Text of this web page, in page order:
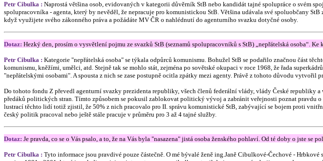
Petr Cibulka : Naprostá většina osob, evidovaných v kategorii důvěrník StB nebo kandidát tajné spolupráce o svém
spolupracovníka - agenta, který by nevěděl, že nepracuje pro komunistickou StB. Většina udávala své spoluobčany
když využijete svého zákonného práva a požádáte MV ČR o nahlédnutí do agenturního svazku dotyčné osoby.
Dotaz: Hezký den, prosím o vysvětlení pojmu ze svazků StB (seznamů spolupracovníků s StB) „nepřátelská osoba“.
Petr Cibulka : Kategorie "nepřátelská osoba" se týkala odpůrců komunismu. Bohužel StB se podařilo značnou část
komunismu, kněžími, umělci, atd. Stejně tak se mohlo stát, zejména po sovětské okupaci v roce 1968, že řada
"nepřátelskými osobami". A spousta z nich se zase postupně ocitla zpátky mezi agenty. Právě z tohoto důvodu
Do tohoto fondu Z převedl agenturní svazky prezidenta republiky, všech členů federální vlády, vlády České republiky
předáků politických stran. Tímto způsobem se pokusil zablokovat politický vývoj a zabránit veřejnosti poznat
lustrací těchto lidí totiž zjistil, že 50% z nich pracovalo pro II. správu komunistické StB, zabývající se bojem proti
český politik pracoval nebo ještě stále pracuje v průměru pro 3 až 4 tajné služby.
Dotaz: Je pravda, co se o Vás psalo, a to, že na Vás byla "nasazena" jistá osoba ženského pohlaví. Od té doby o jste se
Petr Cibulka : Tyto informace jsou pravdivé pouze částečně. O mé bývalé ženě ing.Janě Cibulkové-Čechové -